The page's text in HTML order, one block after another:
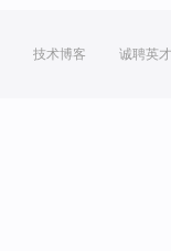
技术博客 诚聘英才